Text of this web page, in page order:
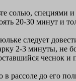
солью, специями и
20-30 минут и
следует
2-3 минуты, не
чеснок и
в рассоле до его